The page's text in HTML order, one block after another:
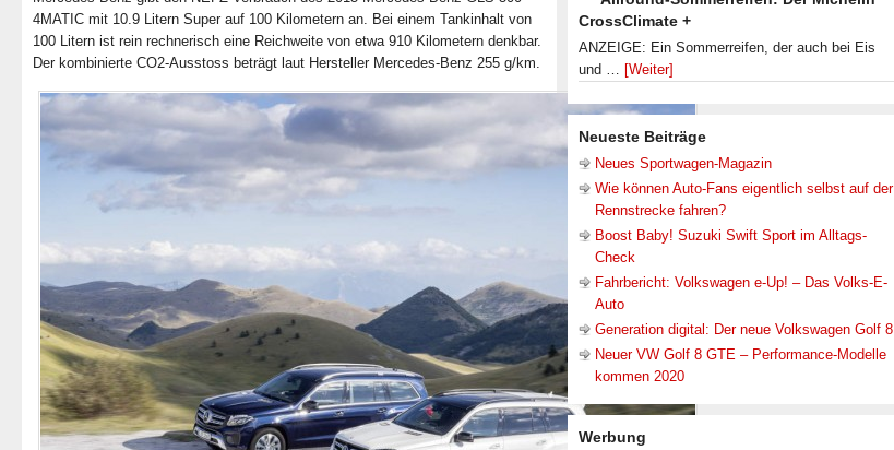
4MATIC mit 10.9 Litern Super auf 100 Kilometern an. Bei einem Tankinhalt von
100 Litern ist rein rechnerisch eine Reichweite von etwa 910 Kilometern denkbar.
Der kombinierte CO2-Ausstoss beträgt laut Hersteller Mercedes-Benz 255 g/km.
CrossClimate +
ANZEIGE: Ein Sommerreifen, der auch bei Eis
und … [Weiter]
Neueste Beiträge
Neues Sportwagen-Magazin
Wie können Auto-Fans eigentlich selbst auf der
Rennstrecke fahren?
Boost Baby! Suzuki Swift Sport im Alltags-
Check
Fahrbericht: Volkswagen e-Up! – Das Volks-E-
Auto
Generation digital: Der neue Volkswagen Golf 8
Neuer VW Golf 8 GTE – Performance-Modelle
kommen 2020
Werbung